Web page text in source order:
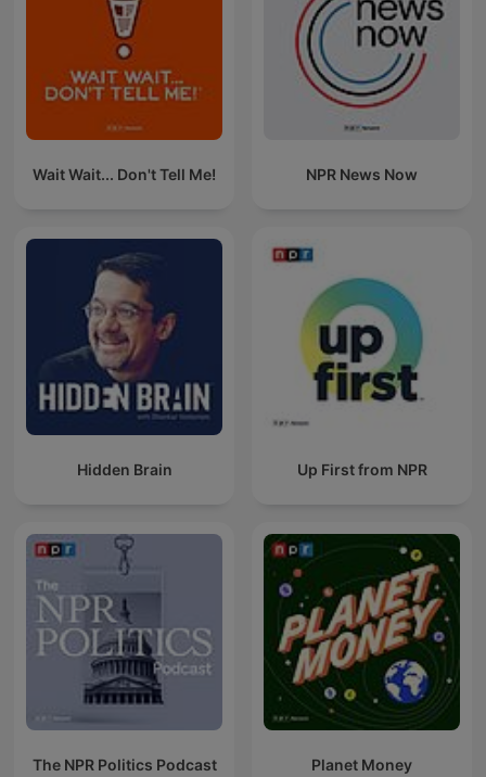
Wait Wait... Don't Tell Me! NPR News Now
Hidden Brain Up First from NPR
The NPR Politics Podcast Planet Money